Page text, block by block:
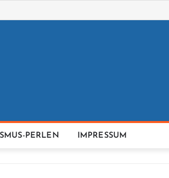
PERLEN IMPRESSUM